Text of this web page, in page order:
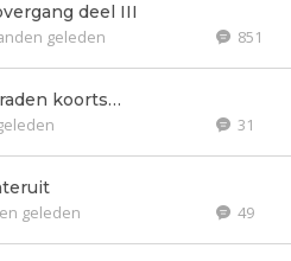
deel III
geleden 851
koorts…
31
geleden 49